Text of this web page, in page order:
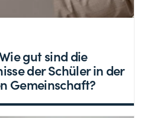
gut sind die
der Schüler in der
Gemeinschaft?